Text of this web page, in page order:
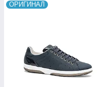
ОРИГИНАЛ